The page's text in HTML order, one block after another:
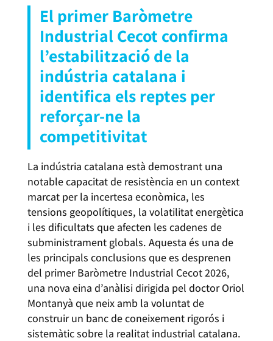
El primer Baròmetre
Industrial Cecot confirma
l’estabilització de la
indústria catalana i
identifica els reptes per
reforçar-ne la
competitivitat
La indústria catalana està demostrant una
notable capacitat de resistència en un context
marcat per la incertesa econòmica, les
tensions geopolítiques, la volatilitat energètica
i les dificultats que afecten les cadenes de
subministrament globals. Aquesta és una de
les principals conclusions que es desprenen
del primer Baròmetre Industrial Cecot 2026,
una nova eina d’anàlisi dirigida pel doctor Oriol
Montanyà que neix amb la voluntat de
construir un banc de coneixement rigorós i
sistemàtic sobre la realitat industrial catalana.